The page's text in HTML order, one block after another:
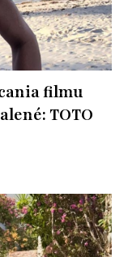
filmu
TOTO